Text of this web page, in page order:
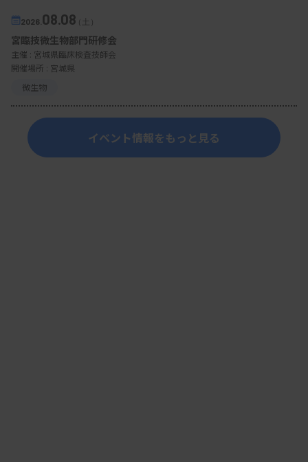
2026. 08.08（土）
宮臨技微生物部門研修会
主催 : 宮城県臨床検査技師会
開催場所 : 宮城県
微生物
イベント情報をもっと見る